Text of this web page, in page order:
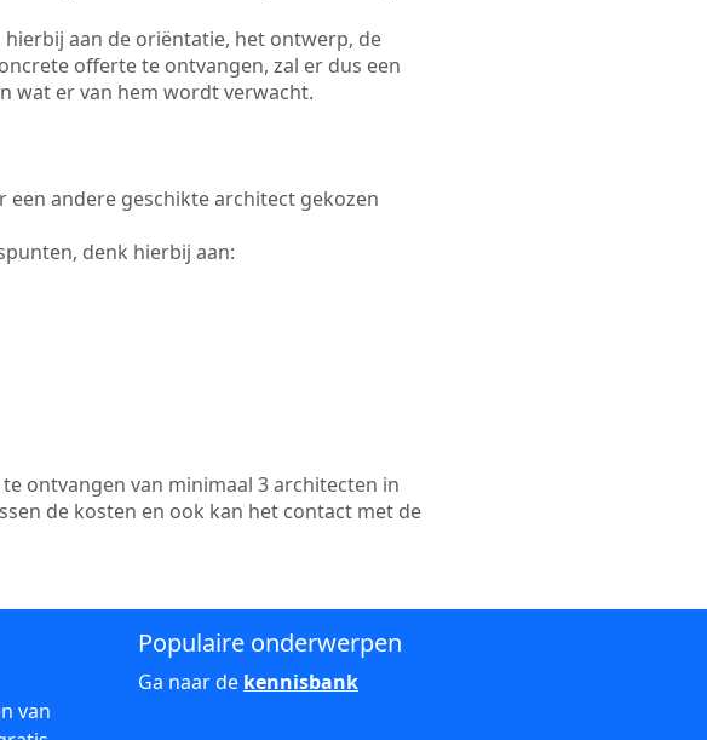
aan de oriëntatie, het ontwerp, de
offerte te ontvangen, zal er dus een
wat er van hem wordt verwacht.
een andere geschikte architect gekozen
denk hierbij aan:
ontvangen van minimaal 3 architecten in
de kosten en ook kan het contact met de
van
Populaire onderwerpen
Ga naar de kennisbank